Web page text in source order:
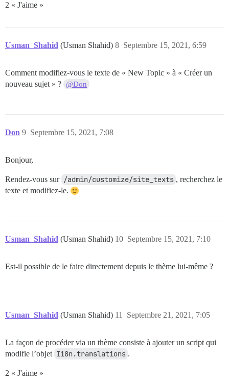
2 « J'aime »
Usman_Shahid (Usman Shahid) Septembre 15, 2021, 6:59
8
Comment modifiez-vous le texte de « New Topic » à « Créer un
nouveau sujet » ? @Don
Don Septembre 15, 2021, 7:08
9
Bonjour,
Rendez-vous sur /admin/customize/site_texts , recherchez le
texte et modifiez-le.
Usman_Shahid (Usman Shahid) Septembre 15, 2021, 7:10
10
Est-il possible de le faire directement depuis le thème lui-même ?
Usman_Shahid (Usman Shahid) Septembre 21, 2021, 7:05
11
La façon de procéder via un thème consiste à ajouter un script qui
modifie l’objet I18n.translations .
2 « J'aime »